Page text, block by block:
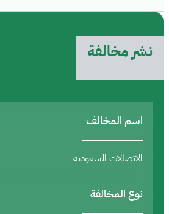
نشر مخالفة
اسم المخالف
الاتصالات السعودية
نوع المخالفة